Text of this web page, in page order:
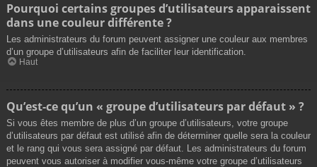
Pourquoi certains groupes d’utilisateurs apparaissent
dans une couleur différente ?
Les administrateurs du forum peuvent assigner une couleur aux membres
d’un groupe d’utilisateurs afin de faciliter leur identification.
Haut
Qu’est-ce qu’un « groupe d’utilisateurs par défaut » ?
Si vous êtes membre de plus d’un groupe d’utilisateurs, votre groupe
d’utilisateurs par défaut est utilisé afin de déterminer quelle sera la couleur
et le rang qui vous sera assigné par défaut. Les administrateurs du forum
peuvent vous autoriser à modifier vous-même votre groupe d’utilisateurs